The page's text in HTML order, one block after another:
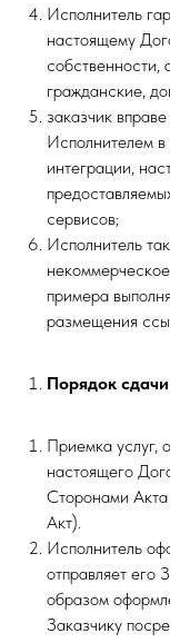
Исполнитель
настоящему
собственности,
гражданские,
заказчик
Исполнителем
интеграции,
сервисов;
Исполнитель
примера
размещения
Порядок
Приемка услуг,
настоящего
Сторонами
Акт).
Исполнитель
отправляет его
образом
Заказчику